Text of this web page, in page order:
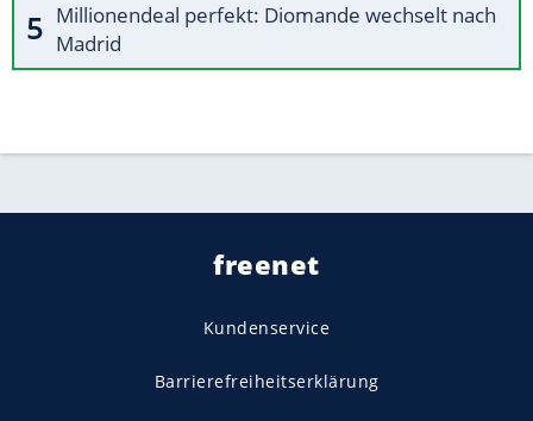
Millionendeal perfekt: Diomande wechselt nach
Madrid
freenet
Kundenservice
Barrierefreiheitserklärung